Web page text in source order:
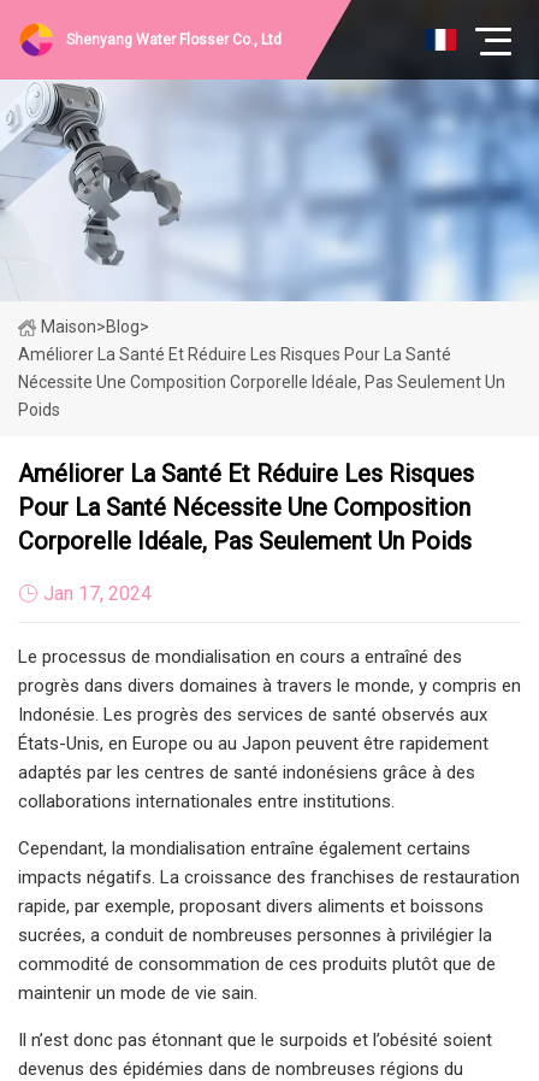
Shenyang Water Flosser Co., Ltd
Maison>Blog>
Améliorer La Santé Et Réduire Les Risques Pour La Santé
Nécessite Une Composition Corporelle Idéale, Pas Seulement Un
Poids
Améliorer La Santé Et Réduire Les Risques
Pour La Santé Nécessite Une Composition
Corporelle Idéale, Pas Seulement Un Poids
Jan 17, 2024
Le processus de mondialisation en cours a entraîné des
progrès dans divers domaines à travers le monde, y compris en
Indonésie. Les progrès des services de santé observés aux
États-Unis, en Europe ou au Japon peuvent être rapidement
adaptés par les centres de santé indonésiens grâce à des
collaborations internationales entre institutions.
Cependant, la mondialisation entraîne également certains
impacts négatifs. La croissance des franchises de restauration
rapide, par exemple, proposant divers aliments et boissons
sucrées, a conduit de nombreuses personnes à privilégier la
commodité de consommation de ces produits plutôt que de
maintenir un mode de vie sain.
Il n’est donc pas étonnant que le surpoids et l’obésité soient
devenus des épidémies dans de nombreuses régions du